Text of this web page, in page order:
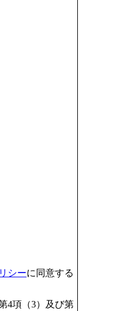
シーに同意する
4項（3）及び第